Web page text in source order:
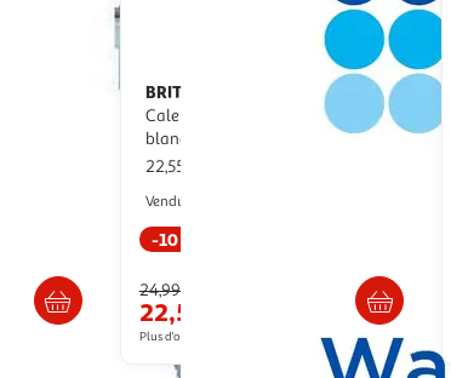
BRITA
Calendar 2 mois MAXTRA PRO
blanche
22,55€ / pce
Vendu par
-10 %
24,99€
22,55€
Plus d'offres à partir de